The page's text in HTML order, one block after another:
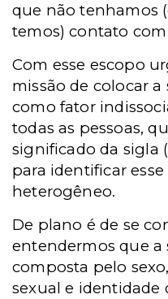
que não tenhamos
temos) contato com
Com esse escopo
missão de colocar
como fator
todas as pessoas,
significado da sigla
para identificar
heterogêneo.
De plano é de se
entendermos que a
composta pelo
sexual e identidade